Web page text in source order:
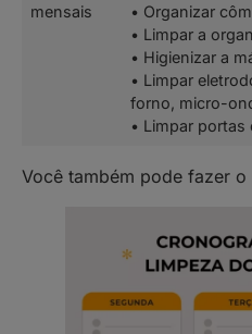
mensais
• Organizar
• Limpar a
• Higienizar a
• Limpar
forno, micro-
• Limpar portas
Você também pode fazer o